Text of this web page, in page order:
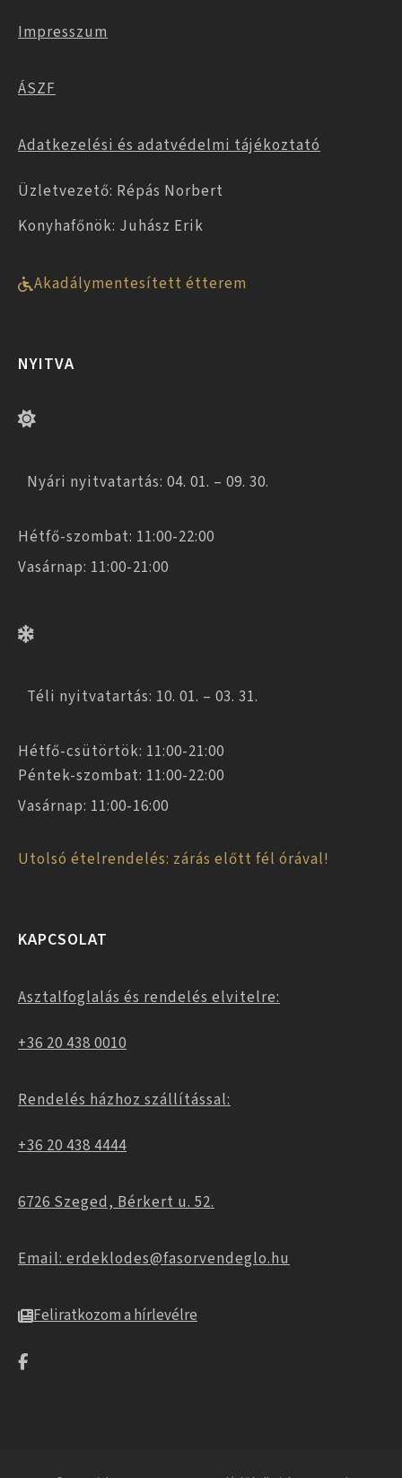
Impresszum
ÁSZF
Adatkezelési és adatvédelmi tájékoztató
Üzletvezető: Répás Norbert
Konyhafőnök: Juhász Erik
Akadálymentesített étterem
NYITVA
Nyári nyitvatartás: 04. 01. – 09. 30.
Hétfő-szombat: 11:00-22:00
Vasárnap: 11:00-21:00
Téli nyitvatartás: 10. 01. – 03. 31.
Hétfő-csütörtök: 11:00-21:00
Péntek-szombat: 11:00-22:00
Vasárnap: 11:00-16:00
Utolsó ételrendelés: zárás előtt fél órával!
KAPCSOLAT
Asztalfoglalás és rendelés elvitelre:
+36 20 438 0010
Rendelés házhoz szállítással:
+36 20 438 4444
6726 Szeged, Bérkert u. 52.
Email: erdeklodes@fasorvendeglo.hu
Feliratkozom a hírlevélre